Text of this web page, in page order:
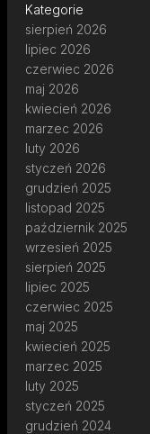
Kategorie
sierpień 2026
lipiec 2026
czerwiec 2026
maj 2026
kwiecień 2026
marzec 2026
luty 2026
styczeń 2026
grudzień 2025
listopad 2025
październik 2025
wrzesień 2025
sierpień 2025
lipiec 2025
czerwiec 2025
maj 2025
kwiecień 2025
marzec 2025
luty 2025
styczeń 2025
grudzień 2024